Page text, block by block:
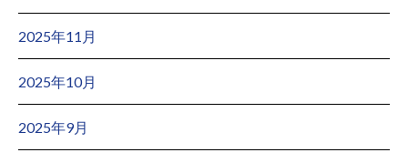
2025年11月
2025年10月
2025年9月